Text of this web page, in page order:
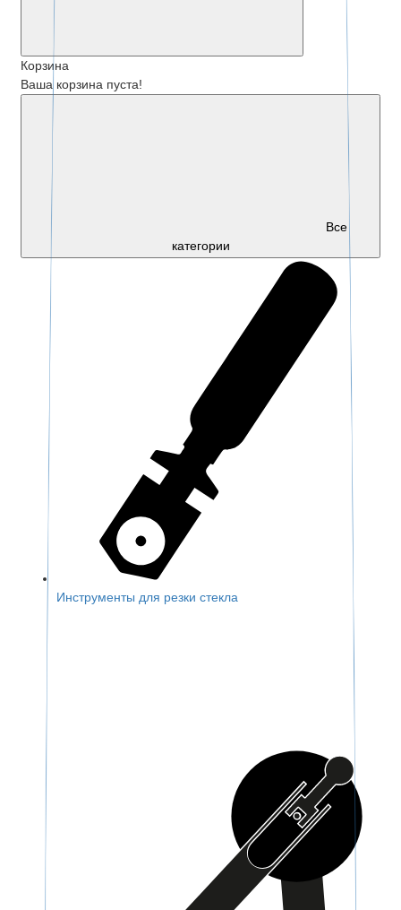
Корзина
Ваша корзина пуста!
Все
категории
Инструменты для резки стекла